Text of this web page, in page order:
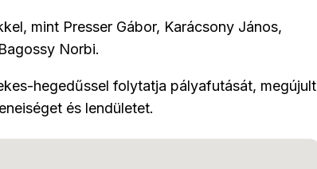
mint Presser Gábor, Karácsony János,
Norbi.
hegedűssel folytatja pályafutását, megújult
és lendületet.